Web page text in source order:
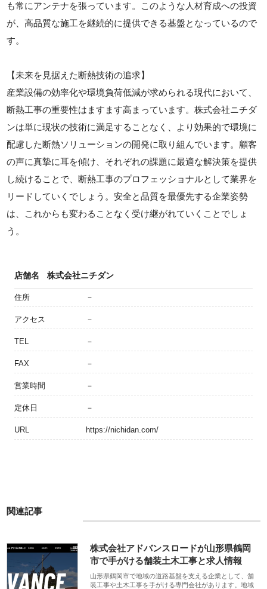
も常にアンテナを張っています。このような人材育成への投資
が、高品質な施工を継続的に提供できる基盤となっているので
す。
【未来を見据えた断熱技術の追求】
産業設備の効率化や環境負荷低減が求められる現代において、
断熱工事の重要性はますます高まっています。株式会社ニチダ
ンは単に現状の技術に満足することなく、より効果的で環境に
配慮した断熱ソリューションの開発に取り組んでいます。顧客
の声に真摯に耳を傾け、それぞれの課題に最適な解決策を提供
し続けることで、断熱工事のプロフェッショナルとして業界を
リードしていくでしょう。安全と品質を最優先する企業姿勢
は、これからも変わることなく受け継がれていくことでしょ
う。
店舗名 株式会社ニチダン
住所 －
アクセス －
TEL －
FAX －
営業時間 －
定休日 －
URL https://nichidan.com/
関連記事
株式会社アドバンスロードが山形県鶴岡
市で手がける舗装土木工事と求人情報
山形県鶴岡市で地域の道路基盤を支える企業として、舗
装工事や土木工事を手がける専門会社があります。地域